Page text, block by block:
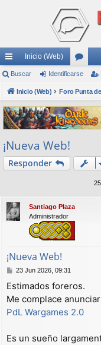
nl
ac
es
rá
pi
do
Inicio (Web)
or
os
Buscar Identificarse
Inicio (Web)
¡Nueva Web!
Responder
Santiago Plaza
Administrador
¡Nueva Web!
M
n
s
a
j
23 Jun 2026, 09:31
Estimados foreros.
Me complace
PdL Wargames 2.0
Es un sueño